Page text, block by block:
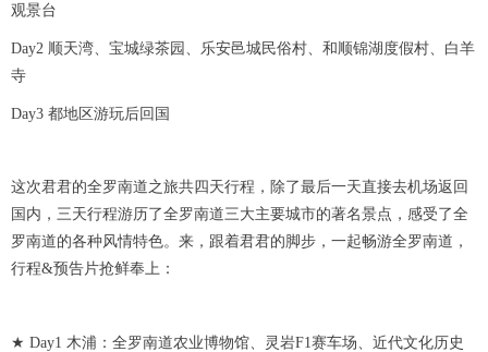
观景台
Day2 顺天湾、宝城绿茶园、乐安邑城民俗村、和顺锦湖度假村、白羊
寺
Day3 都地区游玩后回国
这次君君的全罗南道之旅共四天行程，除了最后一天直接去机场返回
国内，三天行程游历了全罗南道三大主要城市的著名景点，感受了全
罗南道的各种风情特色。来，跟着君君的脚步，一起畅游全罗南道，
行程&预告片抢鲜奉上：
★ Day1 木浦：全罗南道农业博物馆、灵岩F1赛车场、近代文化历史